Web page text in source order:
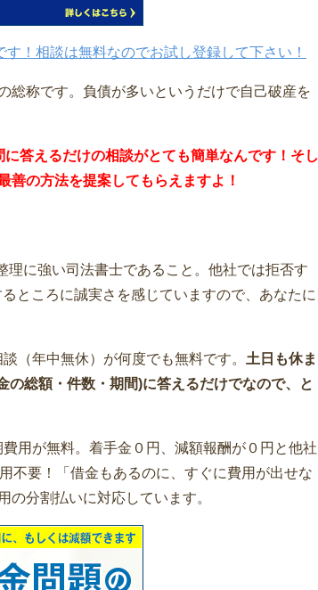
！相談は無料なのでお試し登録して下さい！
総称です。負債が多いというだけで自己破産を
に答えるだけの相談がとても簡単なんです！そし
善の方法を提案してもらえますよ！
理に強い司法書士であること。他社では拒否す
ところに誠実さを感じていますので、あなたに
（年中無休）が何度でも無料です。 土日も休ま
総額・件数・期間)に答えるだけでなので、と
費用が無料。着手金０円、減額報酬が０円と他社
不要！「借金もあるのに、すぐに費用が出せな
の分割払いに対応しています。